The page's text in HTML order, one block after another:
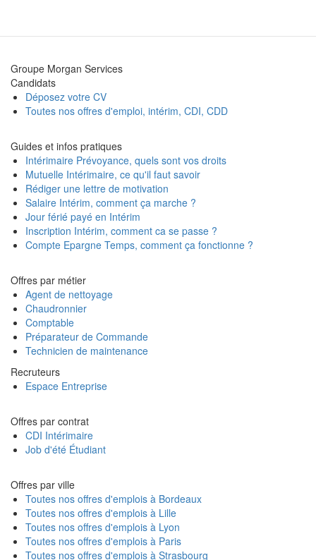
Groupe Morgan Services
Candidats
Déposez votre CV
Toutes nos offres d'emploi, intérim, CDI, CDD
Guides et infos pratiques
Intérimaire Prévoyance, quels sont vos droits
Mutuelle Intérimaire, ce qu'il faut savoir
Rédiger une lettre de motivation
Salaire Intérim, comment ça marche ?
Jour férié payé en Intérim
Inscription Intérim, comment ca se passe ?
Compte Epargne Temps, comment ça fonctionne ?
Offres par métier
Agent de nettoyage
Chaudronnier
Comptable
Préparateur de Commande
Technicien de maintenance
Recruteurs
Espace Entreprise
Offres par contrat
CDI Intérimaire
Job d'été Étudiant
Offres par ville
Toutes nos offres d'emplois à Bordeaux
Toutes nos offres d'emplois à Lille
Toutes nos offres d'emplois à Lyon
Toutes nos offres d'emplois à Paris
Toutes nos offres d'emplois à Strasbourg